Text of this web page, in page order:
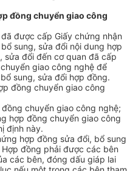
đồng chuyển giao công
được cấp Giấy chứng nhận
sung, sửa đổi nội dung hợp
sửa đổi đến cơ quan đã cấp
giao công nghệ để
sung, sửa đổi hợp đồng.
đồng chuyển giao công
chuyển giao công nghệ;
hợp đồng chuyển giao công
định này.
hợp đồng sửa đổi, bổ sung
đồng phải được các bên
các bên, đóng dấu giáp lai